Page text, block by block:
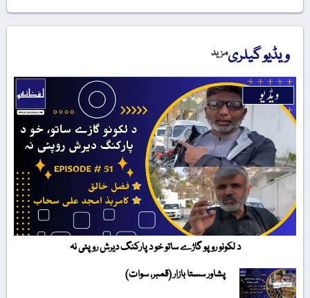
ویڈیو گیلریمزید
د لکونو روپو گاڑے ساتو خو د پارکنگ دیرش روپئی نہ
پشاور سستا بازار (قمبر، سوات)